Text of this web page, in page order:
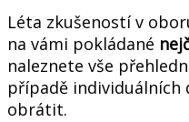
Léta zkušeností v
na vámi pokládané
naleznete vše
případě individuálních
obrátit.